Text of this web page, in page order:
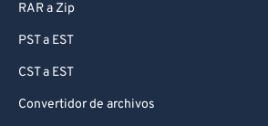
RAR a Zip
PST a EST
CST a EST
Convertidor de archivos